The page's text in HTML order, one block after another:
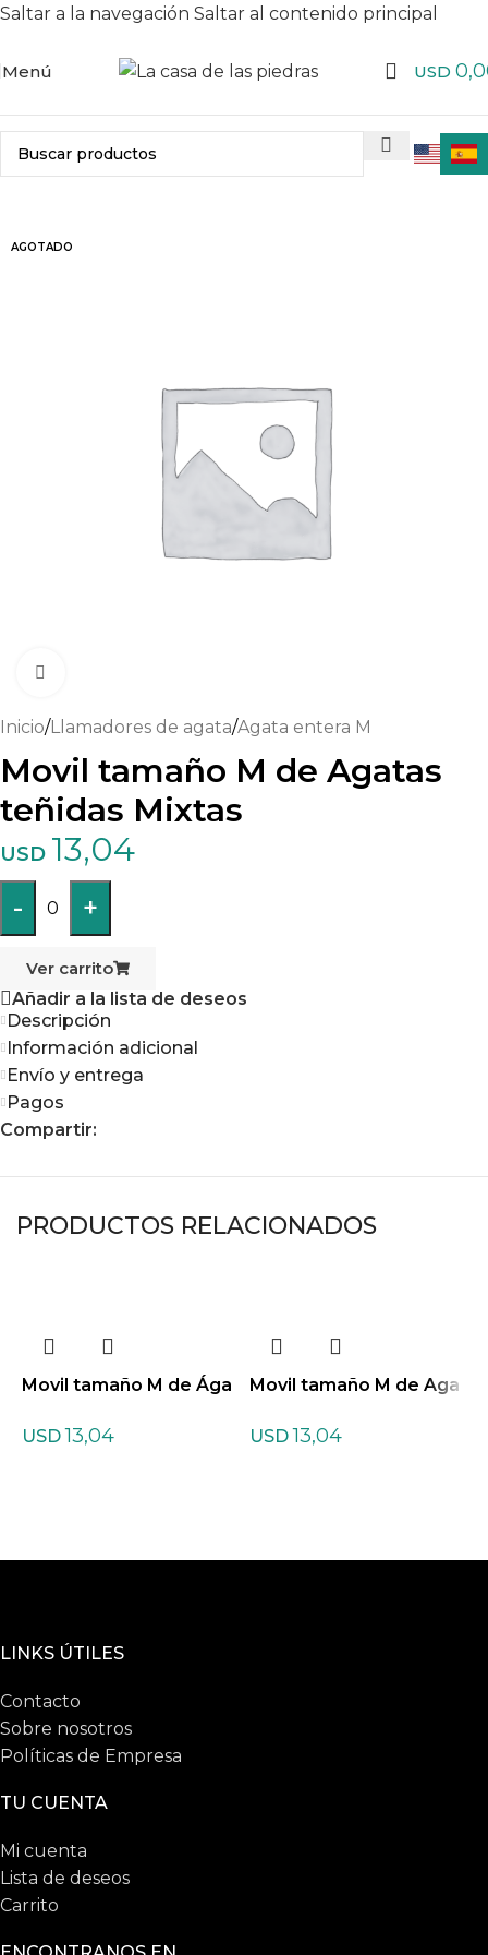
Saltar a la navegación Saltar al contenido principal
Menú USD
AGOTADO
Inicio/Llamadores de agata/Agata entera M
Movil tamaño M de Agatas
teñidas Mixtas
USD 13,04
- 0 +
Ver carrito
Añadir a la lista de deseos
Descripción
Información adicional
Envío y entrega
Pagos
Compartir:
PRODUCTOS RELACIONADOS
Movil tamaño M de Ága
USD 13,04
Movil tamaño M de Aga
USD 13,04
LINKS ÚTILES
Contacto
Sobre nosotros
Políticas de Empresa
TU CUENTA
Mi cuenta
Lista de deseos
Carrito